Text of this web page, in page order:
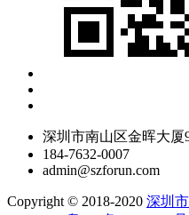
深圳市南山区金晖大厦
184-7632-0007
admin@szforun.com
Copyright © 2018-2020 深圳